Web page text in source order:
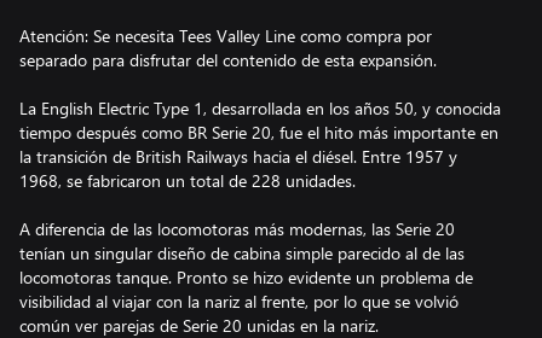
Atención: Se necesita Tees Valley Line como compra por
separado para disfrutar del contenido de esta expansión.
La English Electric Type 1, desarrollada en los años 50, y conocida
tiempo después como BR Serie 20, fue el hito más importante en
la transición de British Railways hacia el diésel. Entre 1957 y
1968, se fabricaron un total de 228 unidades.
A diferencia de las locomotoras más modernas, las Serie 20
tenían un singular diseño de cabina simple parecido al de las
locomotoras tanque. Pronto se hizo evidente un problema de
visibilidad al viajar con la nariz al frente, por lo que se volvió
común ver parejas de Serie 20 unidas en la nariz.